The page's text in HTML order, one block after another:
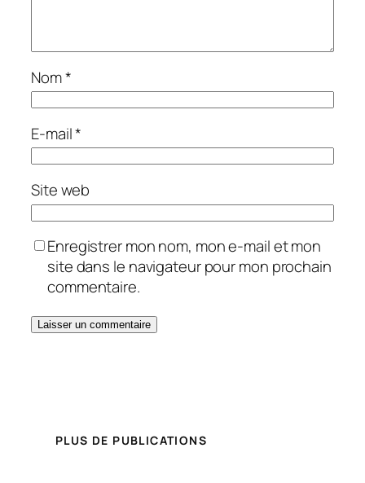
Nom*
E-mail*
Site web
Enregistrer mon nom, mon e-mail et mon
site dans le navigateur pour mon prochain
commentaire.
PLUS DE PUBLICATIONS